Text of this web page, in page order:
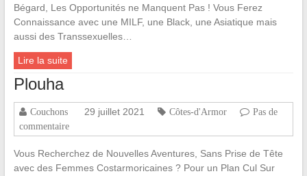
Bégard, Les Opportunités ne Manquent Pas ! Vous Ferez
Connaissance avec une MILF, une Black, une Asiatique mais
aussi des Transsexuelles…
Lire la suite
Plouha
Couchons 29 juillet 2021 Côtes-d'Armor
Pas de
commentaire
Vous Recherchez de Nouvelles Aventures, Sans Prise de Tête
avec des Femmes Costarmoricaines ? Pour un Plan Cul Sur